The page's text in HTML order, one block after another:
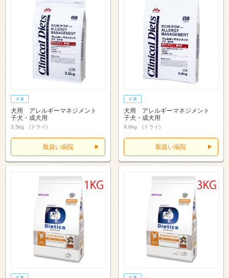
犬用 アレルギーマネジメント
子犬・成犬用
3.5kg (ドライ)
取扱い病院
犬用 アレルギーマネジメント
子犬・成犬用
9.6kg (ドライ)
取扱い病院